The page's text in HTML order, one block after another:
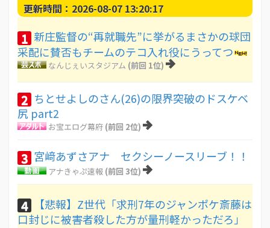
更新時間：2026-08-07 13:20:17
1 新庄監督の“再就職先”に挙がるまさかの球団
采配に賛否もチームのテコ入れ役にうってつ
なんじぇいスタジアム (前回 1位)
2 ちとせよしのさん(26)の限界突破のドスケベ
尻 part2
お宝エログ幕府 (前回 2位)
3 宮﨑あずさアナ セクシーノースリーブ！！
アナきゃぷ速報 (前回 3位)
4
【悲報】Z世代「求刑7年のジャンポケ斎藤は
口封じに被害者殺した方が量刑軽かっただろ」